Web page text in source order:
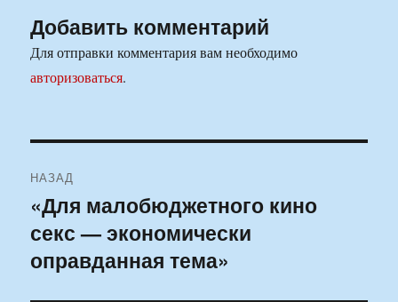
Добавить комментарий
Для отправки комментария вам необходимо
авторизоваться.
по
записям
НАЗАД
Предыдущая
запись:
«Для малобюджетного кино
секс — экономически
оправданная тема»